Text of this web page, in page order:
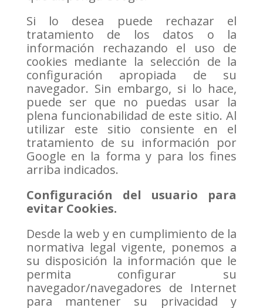
Si lo desea puede rechazar el
tratamiento de los datos o la
información rechazando el uso de
cookies mediante la selección de la
configuración apropiada de su
navegador. Sin embargo, si lo hace,
puede ser que no puedas usar la
plena funcionabilidad de este sitio. Al
utilizar este sitio consiente en el
tratamiento de su información por
Google en la forma y para los fines
arriba indicados.
Configuración del usuario para
evitar Cookies.
Desde la web y en cumplimiento de la
normativa legal vigente, ponemos a
su disposición la información que le
permita configurar su
navegador/navegadores de Internet
para mantener su privacidad y